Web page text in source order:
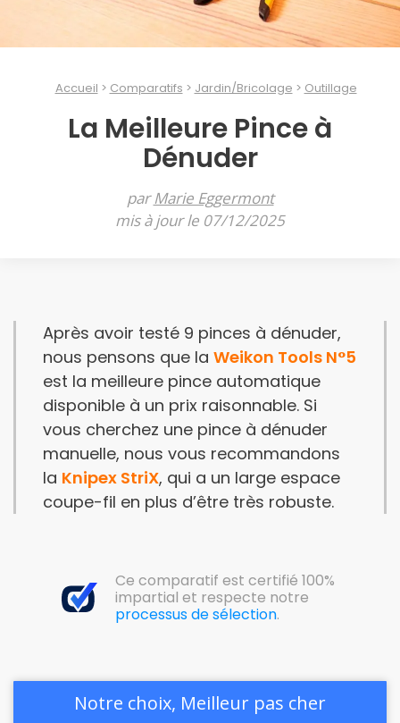
Accueil Comparatifs Jardin/Bricolage Outillage
La Meilleure Pince à
Dénuder
parMarie Eggermont
mis à jour le 07/12/2025
Après avoir testé 9 pinces à dénuder,
nous pensons que la Weikon Tools N°5
est la meilleure pince automatique
disponible à un prix raisonnable. Si
vous cherchez une pince à dénuder
manuelle, nous vous recommandons
la Knipex StriX, qui a un large espace
coupe-fil en plus d’être très robuste.
Ce comparatif est certifié 100%
impartial et respecte notre
processus de sélection.
Notre choix, Meilleur pas cher